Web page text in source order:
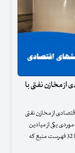
از مخازن نفتی با
از مخازن نفتی
یکی از میادین
نفتی جنوب غرب ایران" مقاله ای است در 32 صفحه و با 32 فهرست منبع که